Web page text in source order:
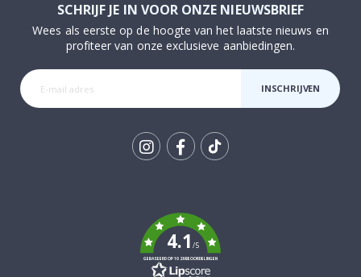
SCHRIJF JE IN VOOR ONZE NIEUWSBRIEF
Wees als eerste op de hoogte van het laatste nieuws en
profiteer van onze exclusieve aanbiedingen.
INSCHRIJVEN
4.1/5
GEBASEERD OP 1029 BEOORDELINGEN